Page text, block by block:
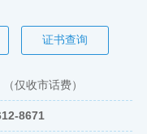
证书查询
（仅收市话费）
8671